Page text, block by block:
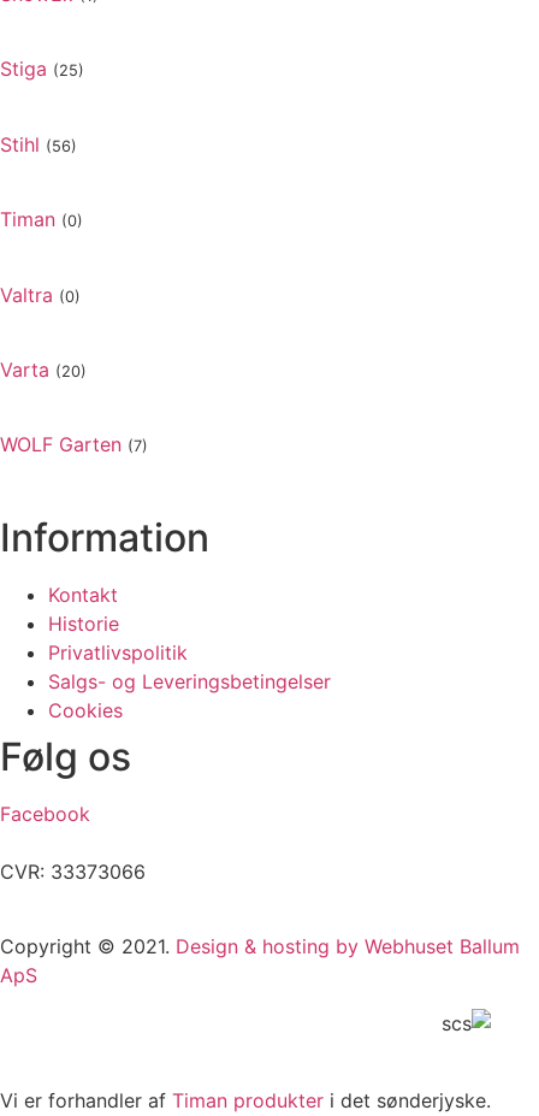
Stiga (25)
Stihl (56)
Timan (0)
Valtra (0)
Varta (20)
WOLF Garten (7)
Information
Kontakt
Historie
Privatlivspolitik
Salgs- og Leveringsbetingelser
Cookies
Følg os
Facebook
CVR: 33373066
Copyright © 2021. Design & hosting by Webhuset Ballum
ApS
Vi er forhandler af Timan produkter i det sønderjyske.